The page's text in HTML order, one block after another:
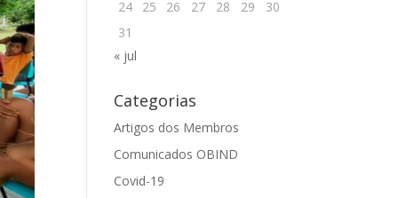
24
25 26 27 28 29
30
31
« jul
Categorias
Artigos dos Membros
Comunicados OBIND
Covid-19